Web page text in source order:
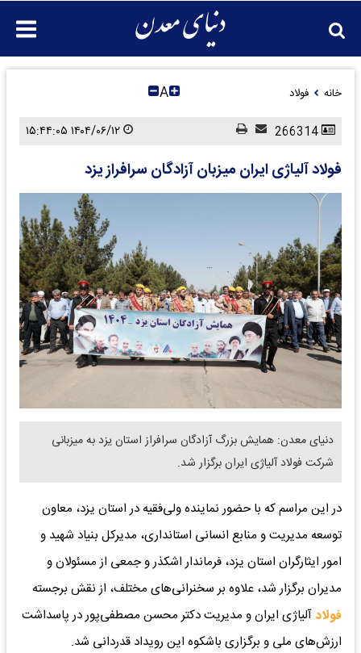
خانه فولاد A
فولاد آلیاژی ایران میزبان آزادگان سرافراز یزد
دنیای معدن: همایش بزرگ آزادگان سرافراز استان یزد به میزبانی
شرکت فولاد آلیاژی ایران برگزار شد.
در این مراسم که با حضور نماینده ولی‌فقیه در استان یزد، معاون
توسعه مدیریت و منابع انسانی استانداری، مدیرکل بنیاد شهید و
امور ایثارگران استان یزد، فرماندار اشکذر و جمعی از مسئولان و
مدیران برگزار شد، علاوه بر سخنرانی‌های مختلف، از نقش برجسته
فولاد آلیاژی ایران و مدیریت دکتر محسن مصطفی‌پور در پاسداشت
ارزش‌های ملی و برگزاری باشکوه این رویداد قدردانی شد.